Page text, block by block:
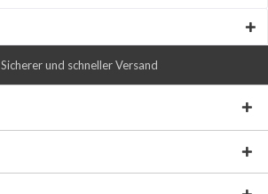
Sicherer und schneller Versand